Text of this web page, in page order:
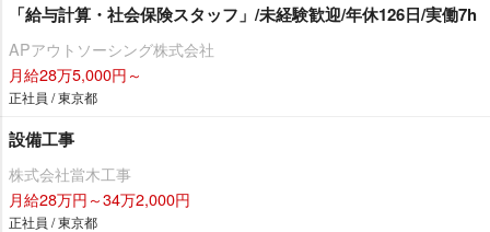
「給与計算・社会保険スタッフ」/未経験歓迎/年休126日/実働7h
APアウトソーシング株式会社
月給28万5,000円～
正社員 / 東京都
設備工事
株式会社當木工事
月給28万円～34万2,000円
正社員 / 東京都